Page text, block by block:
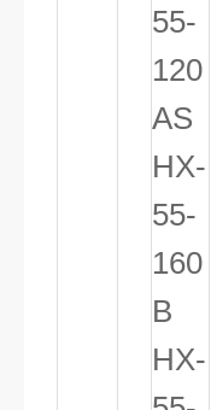
55-
120
AS
HX-
55-
160
B
HX-